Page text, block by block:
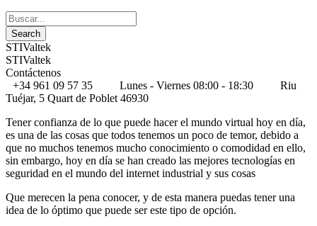
STIValtek
STIValtek
Contáctenos
+34 961 09 57 35
Lunes - Viernes 08:00 - 18:30
Riu
Tuéjar, 5 Quart de Poblet 46930
Tener confianza de lo que puede hacer el mundo virtual hoy en día,
es una de las cosas que todos tenemos un poco de temor, debido a
que no muchos tenemos mucho conocimiento o comodidad en ello,
sin embargo, hoy en día se han creado las mejores tecnologías en
seguridad en el mundo del internet industrial y sus cosas
Que merecen la pena conocer, y de esta manera puedas tener una
idea de lo óptimo que puede ser este tipo de opción.